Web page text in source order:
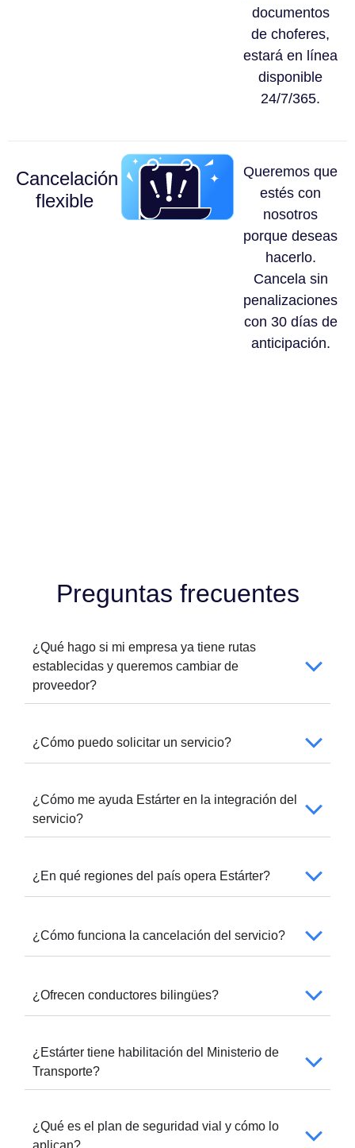
documentos
de choferes,
estará en línea
disponible
24/7/365.
Cancelación
flexible
Queremos que
estés con
nosotros
porque deseas
hacerlo.
Cancela sin
penalizaciones
con 30 días de
anticipación.
Preguntas frecuentes
¿Qué hago si mi empresa ya tiene rutas
establecidas y queremos cambiar de
proveedor?
¿Cómo puedo solicitar un servicio?
¿Cómo me ayuda Estárter en la integración del
servicio?
¿En qué regiones del país opera Estárter?
¿Cómo funciona la cancelación del servicio?
¿Ofrecen conductores bilingües?
¿Estárter tiene habilitación del Ministerio de
Transporte?
¿Qué es el plan de seguridad vial y cómo lo
aplican?